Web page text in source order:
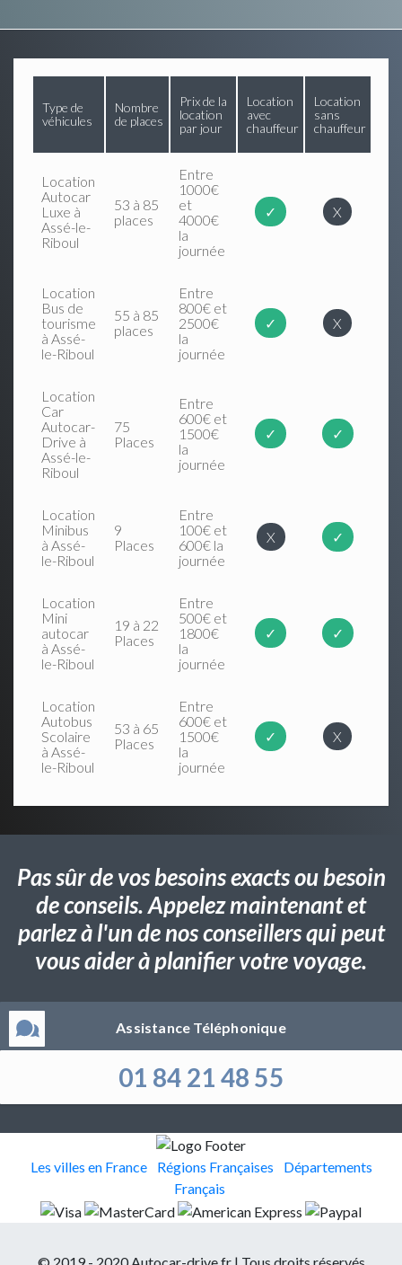
Type de
véhicules
Nombre
de places
Prix de la
location
par jour
Location
avec
chauffeur
Location
sans
chauffeur
Location
Autocar
Luxe à
Assé-le-
Riboul
53 à 85
places
Entre
1000€
et
4000€
la
journée
✓ X
Location
Bus de
tourisme
à Assé-
le-Riboul
55 à 85
places
Entre
800€ et
2500€
la
journée
✓ X
Location
Car
Autocar-
Drive à
Assé-le-
Riboul
75
Places
Entre
600€ et
1500€
la
journée
✓ ✓
Location
Minibus
à Assé-
le-Riboul
9
Places
Entre
100€ et
600€ la
journée
X ✓
Location
Mini
autocar
à Assé-
le-Riboul
19 à 22
Places
Entre
500€ et
1800€
la
journée
✓ ✓
Location
Autobus
Scolaire
à Assé-
le-Riboul
53 à 65
Places
Entre
600€ et
1500€
la
journée
✓ X
Pas sûr de vos besoins exacts ou besoin
de conseils. Appelez maintenant et
parlez à l'un de nos conseillers qui peut
vous aider à planifier votre voyage.
Assistance Téléphonique
01 84 21 48 55
Les villes en France Régions Françaises
Départements
Français